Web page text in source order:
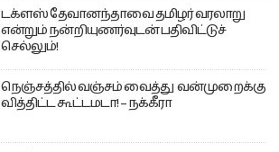
டக்ளஸ் தேவானந்தாவை தமிழர் வரலாறு
என்றும் நன்றியுணர்வுடன் பதிவிட்டுச்
செல்லும்!
நெஞ்சத்தில் வஞ்சம் வைத்து வன்முறைக்கு
வித்திட்ட கூட்டமடா! – நக்கீரா